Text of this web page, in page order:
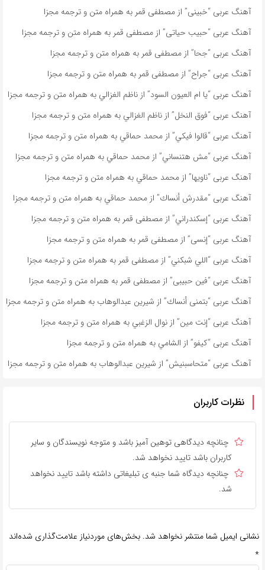
آهنگ عربی “خبينى” از مصطفى قمر به همراه متن و ترجمه مجزا
آهنگ عربی “حبيب حياتى” از مصطفى قمر به همراه متن و ترجمه مجزا
آهنگ عربی “جحا” از مصطفى قمر به همراه متن و ترجمه مجزا
آهنگ عربی “جراح” از مصطفى قمر به همراه متن و ترجمه مجزا
آهنگ عربی “يا ام العيون السود” از ناظم الغزالي به همراه متن و ترجمه مجزا
آهنگ عربی “فوق النخل” از ناظم الغزالي به همراه متن و ترجمه مجزا
آهنگ عربی “قالوا فيكي” از محمد حماقي به همراه متن و ترجمه مجزا
آهنگ عربی “مش هتنساني” از محمد حماقي به همراه متن و ترجمه مجزا
آهنگ عربی “ناویها” از محمد حماقي به همراه متن و ترجمه مجزا
آهنگ عربی “مقدرش أنساك” از محمد حماقي به همراه متن و ترجمه مجزا
آهنگ عربی “إسكندراني” از مصطفى قمر به همراه متن و ترجمه مجزا
آهنگ عربی “إنسى” از مصطفى قمر به همراه متن و ترجمه مجزا
آهنگ عربی “اللي شبكني” از مصطفى قمر به همراه متن و ترجمه مجزا
آهنگ عربی “فين حبيبى” از مصطفى قمر به همراه متن و ترجمه مجزا
آهنگ عربی “بتمنى أنساك” از شیرین عبدالوهاب به همراه متن و ترجمه مجزا
آهنگ عربی “إنت مين” از نوال الزغبي به همراه متن و ترجمه مجزا
آهنگ عربی “كيفو” از الشامي به همراه متن و ترجمه مجزا
آهنگ عربی “متحاسبنیش” از شیرین عبدالوهاب به همراه متن و ترجمه مجزا
نظرات کاربران
چنانچه دیدگاهی توهین آمیز باشد و متوجه نویسندگان و سایر
کاربران باشد تایید نخواهد شد.
چنانچه دیدگاه شما جنبه ی تبلیغاتی داشته باشد تایید نخواهد
شد.
نشانی ایمیل شما منتشر نخواهد شد. بخش‌های موردنیاز علامت‌گذاری شده‌اند
*